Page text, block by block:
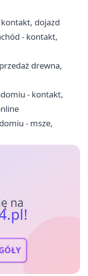
dojazd
- kontakt,
drewna,
- kontakt,
- msze,
na